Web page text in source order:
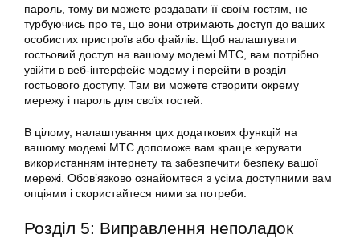
пароль, тому ви можете роздавати її своїм гостям, не
турбуючись про те, що вони отримають доступ до ваших
особистих пристроїв або файлів. Щоб налаштувати
гостьовий доступ на вашому модемі МТС, вам потрібно
увійти в веб-інтерфейс модему і перейти в розділ
гостьового доступу. Там ви можете створити окрему
мережу і пароль для своїх гостей.
В цілому, налаштування цих додаткових функцій на
вашому модемі МТС допоможе вам краще керувати
використанням інтернету та забезпечити безпеку вашої
мережі. Обов’язково ознайомтеся з усіма доступними вам
опціями і скористайтеся ними за потреби.
Розділ 5: Виправлення неполадок